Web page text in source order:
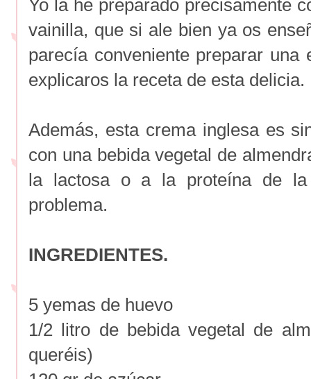
Yo la he preparado precisamente
vainilla, que si ale bien ya os
parecía conveniente preparar
explicaros la receta de esta delicia.
Además, esta crema inglesa es
con una bebida vegetal de
la lactosa o a la proteína de la
problema.
INGREDIENTES.
5 yemas de huevo
1/2 litro de bebida vegetal de
queréis)